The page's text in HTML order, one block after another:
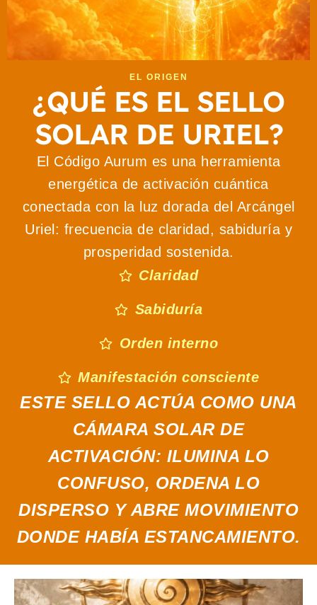
EL ORIGEN
¿QUÉ ES EL SELLO
SOLAR DE URIEL?
El Código Aurum es una herramienta
energética de activación cuántica
conectada con la luz dorada del Arcángel
Uriel: frecuencia de claridad, sabiduría y
prosperidad sostenida.
Claridad
Sabiduría
Orden interno
Manifestación consciente
ESTE SELLO ACTÚA COMO UNA
CÁMARA SOLAR DE
ACTIVACIÓN: ILUMINA LO
CONFUSO, ORDENA LO
DISPERSO Y ABRE MOVIMIENTO
DONDE HABÍA ESTANCAMIENTO.